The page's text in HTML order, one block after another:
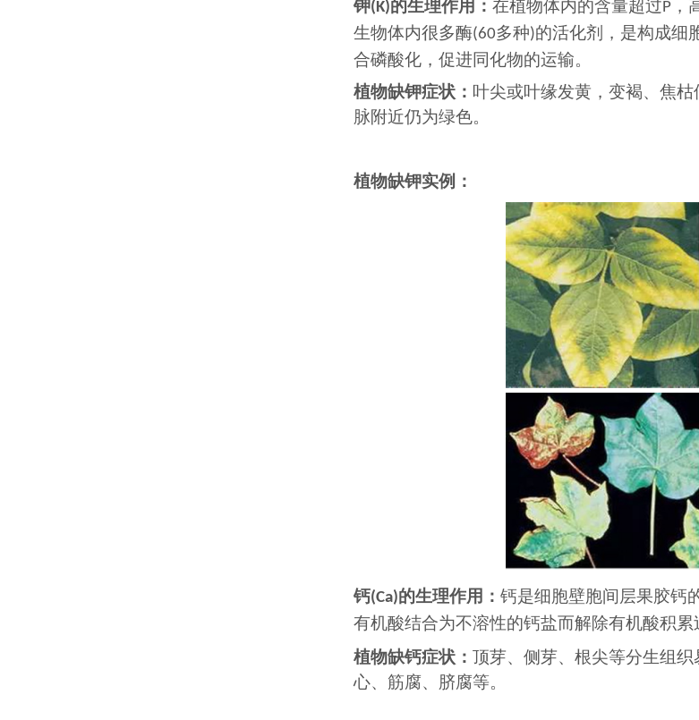
钾(K)的生理作用： 在植物体内的含量超过P ，
生物体内很多酶(60多种)的活化剂，是构成细
合磷酸化，促进同化物的运输。
植物缺钾症状： 叶尖或叶缘发黄，变褐、焦
脉附近仍为绿色。
植物缺钾实例：
钙(Ca)的生理作用： 钙是细胞壁胞间层果胶钙
有机酸结合为不溶性的钙盐而解除有机酸积
植物缺钙症状： 顶芽、侧芽、根尖等分生组
心、筋腐、脐腐等。